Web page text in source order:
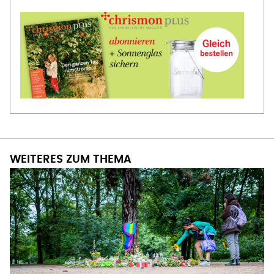
WEITERES ZUM THEMA